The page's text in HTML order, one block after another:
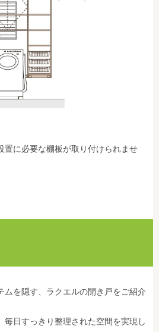
置に必要な棚板が取り付けられませ
ムを隠す、ラクエルの開き戸をご紹介
毎日すっきり整理された空間を実現し